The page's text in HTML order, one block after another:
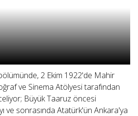
2 Ekim 1922'de Mahir
ve Sinema Atölyesi tarafından
Büyük Taaruz öncesi
ve sonrasında Atatürk'ün Ankara'ya